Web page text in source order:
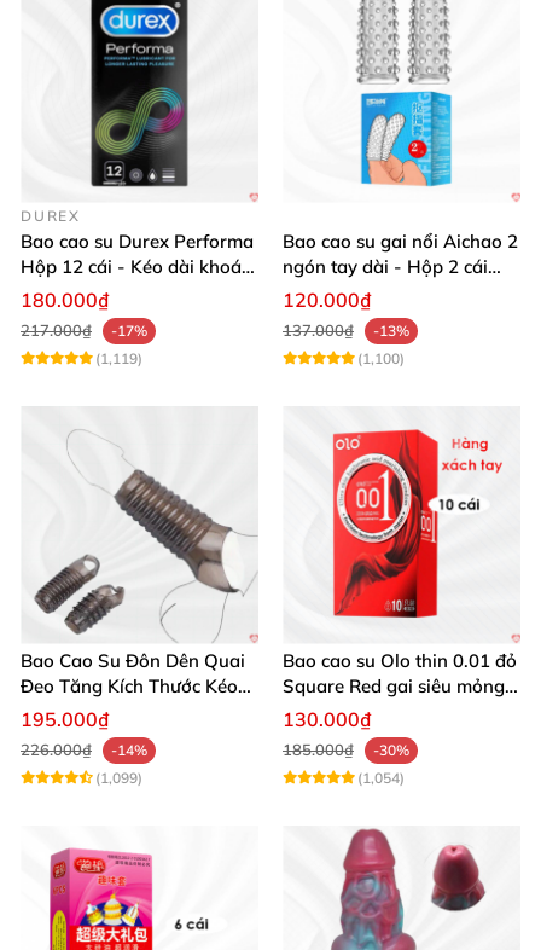
DUREX
Bao cao su Durex Performa
Hộp 12 cái - Kéo dài khoái
cảm
180.000₫
217.000₫
-17%
(1,119)
Bao cao su gai nổi Aichao 2
ngón tay dài - Hộp 2 cái
siêu mượt
120.000₫
137.000₫
-13%
(1,100)
Bao Cao Su Đôn Dên Quai
Đeo Tăng Kích Thước Kéo
Dài Thời Gian
195.000₫
226.000₫
-14%
(1,099)
Bao cao su Olo thin 0.01 đỏ
Square Red gai siêu mỏng
10c
130.000₫
185.000₫
-30%
(1,054)